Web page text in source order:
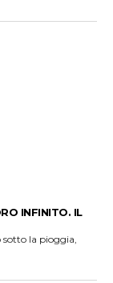
INFINITO. IL
la pioggia,